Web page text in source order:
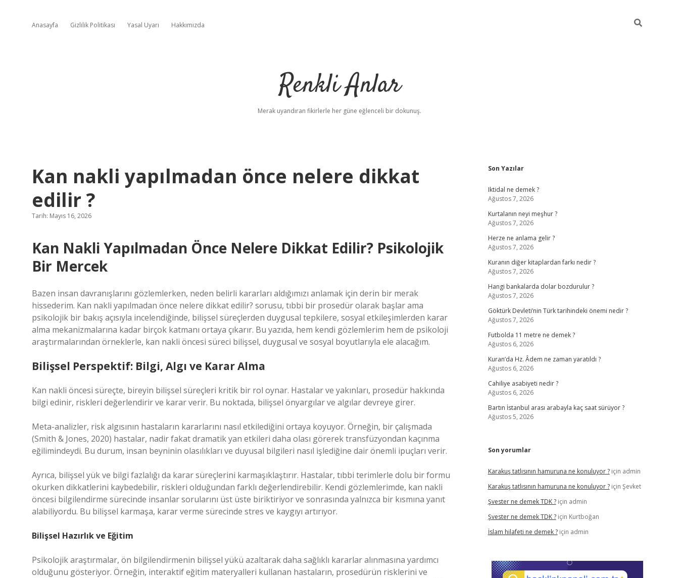
Anasayfa Gizlilik Politikası Yasal Uyarı Hakkımızda
Renkli Anlar
Merak uyandıran fikirlerle her güne eğlenceli bir dokunuş.
Kan nakli yapılmadan önce nelere dikkat
edilir ?
Tarih: Mayıs 16, 2026
Kan Nakli Yapılmadan Önce Nelere Dikkat Edilir? Psikolojik
Bir Mercek
Bazen insan davranışlarını gözlemlerken, neden belirli kararları aldığımızı anlamak için derin bir merak
hissederim. Kan nakli yapılmadan önce nelere dikkat edilir? sorusu, tıbbi bir prosedür olarak başlar ama
psikolojik bir bakış açısıyla incelendiğinde, bilişsel süreçlerden duygusal tepkilere, sosyal etkileşimlerden karar
alma mekanizmalarına kadar birçok katmanı ortaya çıkarır. Bu yazıda, hem kendi gözlemlerim hem de psikoloji
araştırmalarından örneklerle, kan nakli öncesi süreci bilişsel, duygusal ve sosyal boyutlarıyla ele alacağım.
Bilişsel Perspektif: Bilgi, Algı ve Karar Alma
Kan nakli öncesi süreçte, bireyin bilişsel süreçleri kritik bir rol oynar. Hastalar ve yakınları, prosedür hakkında
bilgi edinir, riskleri değerlendirir ve karar verir. Bu noktada, bilişsel önyargılar ve algılar devreye girer.
Meta-analizler, risk algısının hastaların kararlarını nasıl etkilediğini ortaya koyuyor. Örneğin, bir çalışmada
(Smith & Jones, 2020) hastalar, nadir fakat dramatik yan etkileri daha olası görerek transfüzyondan kaçınma
eğilimindeydi. Bu durum, insan beyninin olasılıkları ve duyusal bilgileri nasıl işlediğine dair önemli ipuçları verir.
Ayrıca, bilişsel yük ve bilgi fazlalığı da karar süreçlerini karmaşıklaştırır. Hastalar, tıbbi terimlerle dolu bir formu
okurken dikkatlerini kaybedebilir, riskleri olduğundan farklı değerlendirebilir. Kendi gözlemlerimde, kan nakli
öncesi bilgilendirme sürecinde insanlar sorularını üst üste biriktiriyor ve sonrasında yalnızca bir kısmına yanıt
alabiliyordu. Bu bilişsel karmaşa, karar verme sürecinde stres ve kaygıyı artırıyor.
Bilişsel Hazırlık ve Eğitim
Psikolojik araştırmalar, ön bilgilendirmenin bilişsel yükü azaltarak daha sağlıklı kararlar alınmasına yardımcı
olduğunu gösteriyor. Örneğin, interaktif eğitim materyalleri kullanan hastaların, prosedürün risklerini ve
Sidebar
Son Yazılar
Iktidal ne demek ?
Ağustos 7, 2026
Kurtalanın neyi meşhur ?
Ağustos 7, 2026
Herze ne anlama gelir ?
Ağustos 7, 2026
Kuranın diğer kitaplardan farkı nedir ?
Ağustos 7, 2026
Hangi bankalarda dolar bozdurulur ?
Ağustos 7, 2026
Göktürk Devleti’nin Türk tarihindeki önemi nedir ?
Ağustos 7, 2026
Futbolda 11 metre ne demek ?
Ağustos 6, 2026
Kuran’da Hz. Âdem ne zaman yaratıldı ?
Ağustos 6, 2026
Cahiliye asabiyeti nedir ?
Ağustos 6, 2026
Bartın İstanbul arası arabayla kaç saat sürüyor ?
Ağustos 5, 2026
Son yorumlar
Karakuş tatlısının hamuruna ne konuluyor ?için admin
Karakuş tatlısının hamuruna ne konuluyor ?için Şevket
Şvester ne demek TDK ?için admin
Şvester ne demek TDK ?için Kurtboğan
İslam hilafeti ne demek ?için admin